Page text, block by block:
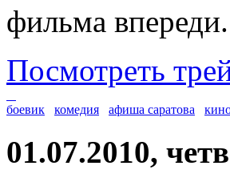
фильма впереди.
Посмотреть
боевик комедия афиша саратова
01.07.2010,